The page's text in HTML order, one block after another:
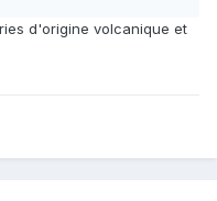
d'origine volcanique et